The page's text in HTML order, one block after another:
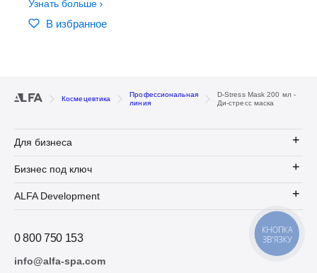
Узнать больше
В избранное
Космецевтика
Профессиональная
линия
D-Stress Mask 200 мл -
Ди-стресс маска
Для бизнеса
Бизнес под ключ
ALFA Development
0 800 750 153
info@alfa-spa.com
КНОПКА
ЗВ'ЯЗКУ